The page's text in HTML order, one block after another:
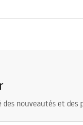
mm
mm
des nouveautés et des